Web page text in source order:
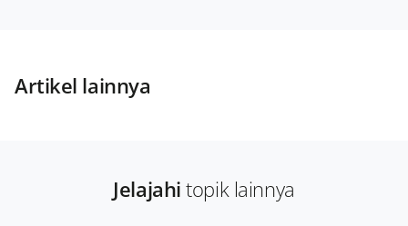
Artikel lainnya
Jelajahitopik lainnya